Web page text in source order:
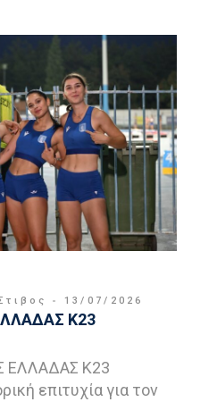
13/07/2026
Κ23
ΕΛΛΑΔΑΣ Κ23
επιτυχία για τον